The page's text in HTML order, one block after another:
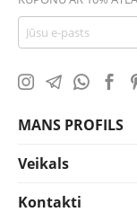
MANS PROFILS
Veikals
Kontakti